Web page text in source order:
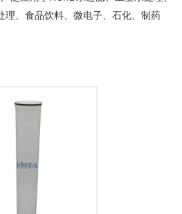
理、食品饮料、微电子、石化、制药